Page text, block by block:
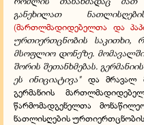
განეხილათ
(მართლმადიდებელთა და
ურთიერთცნობის საკითხი,
მსოფლიო დონეზე.
შორის შეთანხმებას.
ეს ინიციატივა"და მრავალ
გერმანიის
წარმომადგენელთა
ნათლისღების ურთიერთცნობის